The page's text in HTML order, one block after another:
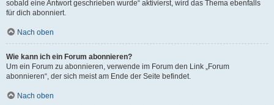
sobald eine Antwort geschrieben wurde“ aktivierst, wird das Thema ebenfalls
für dich abonniert.
Nach oben
Wie kann ich ein Forum abonnieren?
Um ein Forum zu abonnieren, verwende im Forum den Link „Forum
abonnieren“, der sich meist am Ende der Seite befindet.
Nach oben